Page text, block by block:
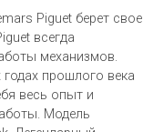
Piguet берет свое
всегда
механизмов.
прошлого века
весь опыт и
Модель